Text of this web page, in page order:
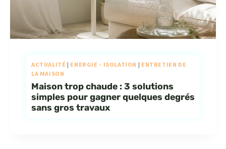
ACTUALITÉ | ENERGIE - ISOLATION | ENTRETIEN DE
LA MAISON
Maison trop chaude : 3 solutions
simples pour gagner quelques degrés
sans gros travaux